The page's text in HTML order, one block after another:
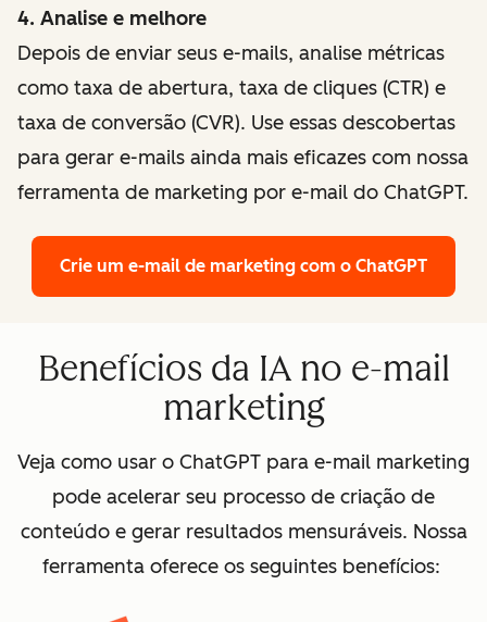
4. Analise e melhore
Depois de enviar seus e-mails, analise métricas
como taxa de abertura, taxa de cliques (CTR) e
taxa de conversão (CVR). Use essas descobertas
para gerar e-mails ainda mais eficazes com nossa
ferramenta de marketing por e-mail do ChatGPT.
Crie um e-mail de marketing com o ChatGPT
Benefícios da IA no e-mail
marketing
Veja como usar o ChatGPT para e-mail marketing
pode acelerar seu processo de criação de
conteúdo e gerar resultados mensuráveis. Nossa
ferramenta oferece os seguintes benefícios: